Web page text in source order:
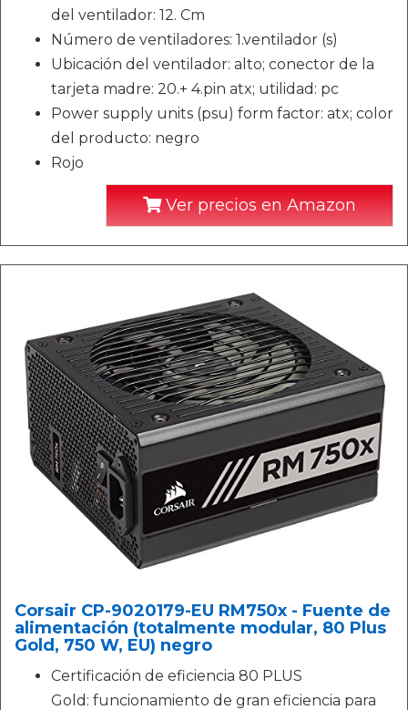
del ventilador: 12. Cm
Número de ventiladores: 1.ventilador (s)
Ubicación del ventilador: alto; conector de la
tarjeta madre: 20.+ 4.pin atx; utilidad: pc
Power supply units (psu) form factor: atx; color
del producto: negro
Rojo
Ver precios en Amazon
Corsair CP-9020179-EU RM750x - Fuente de
alimentación (totalmente modular, 80 Plus
Gold, 750 W, EU) negro
Certificación de eficiencia 80 PLUS
Gold: funcionamiento de gran eficiencia para